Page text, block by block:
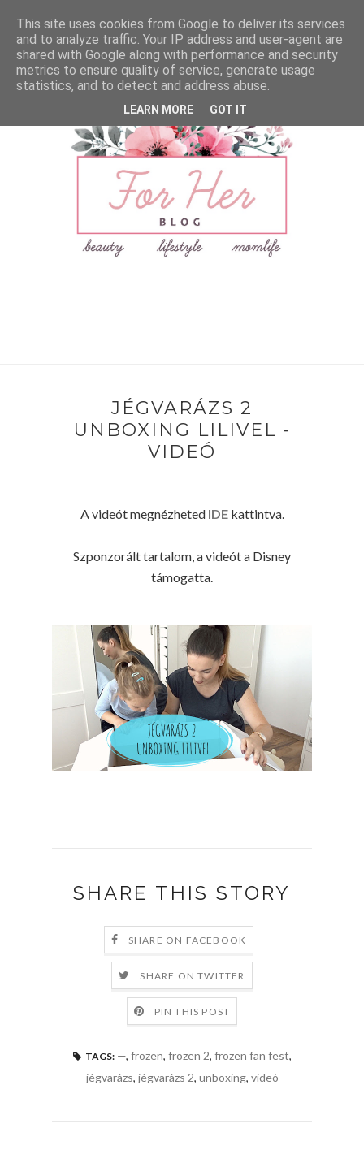
JÉGVARÁZS 2
UNBOXING LILIVEL -
VIDEÓ
A videót megnézheted IDEkattintva.
Szponzorált tartalom, a videót a Disney
támogatta.
SHARE THIS STORY
SHARE ON FACEBOOK
SHARE ON TWITTER
PIN THIS POST
TAGS: —, frozen, frozen 2, frozen fan fest,
jégvarázs, jégvarázs 2, unboxing, videó
This site uses cookies from Google to deliver its services
and to analyze traffic. Your IP address and user-agent are
shared with Google along with performance and security
metrics to ensure quality of service, generate usage
statistics, and to detect and address abuse.
LEARN MORE GOT IT